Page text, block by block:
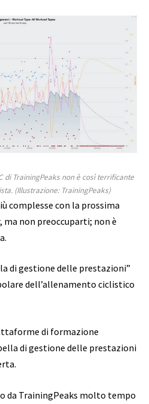
di TrainingPeaks non è così terrificante
(Illustrazione: TrainingPeaks)
complesse con la prossima
ma non preoccuparti; non è
di gestione delle prestazioni”
dell’allenamento ciclistico
di formazione
di gestione delle prestazioni
da TrainingPeaks molto tempo